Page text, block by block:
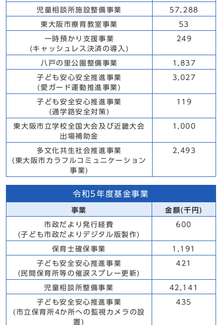
児童相談所施設整備事業 57,288
東大阪市療育教室事業 53
一時預かり支援事業
(キャッシュレス決済の導入)
249
八戸の里公園整備事業 1,837
子ども安心安全推進事業
(愛ガード運動推進事業)
3,027
子ども安全安心推進事業
(通学路安全対策)
119
東大阪市立学校全国大会及び近畿大会
出場補助金
1,000
多文化共生社会推進事業
(東大阪市カラフルコミュニケーション
事業)
2,493
令和5年度基金事業
事業 金額(千円)
市政だより発行経費
(子ども市政だよりデジタル版製作)
600
保育士確保事業 1,191
子ども安全安心推進事業
(民間保育所等の催涙スプレー更新)
421
児童相談所整備事業 42,141
子ども安全安心推進事業
(市立保育所4か所への監視カメラの設
置)
435